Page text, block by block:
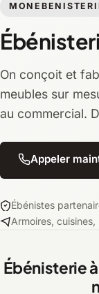
On conçoit et
meubles sur
au commercial.
Appeler
Ébénistes
Armoires,
Ébénisterie